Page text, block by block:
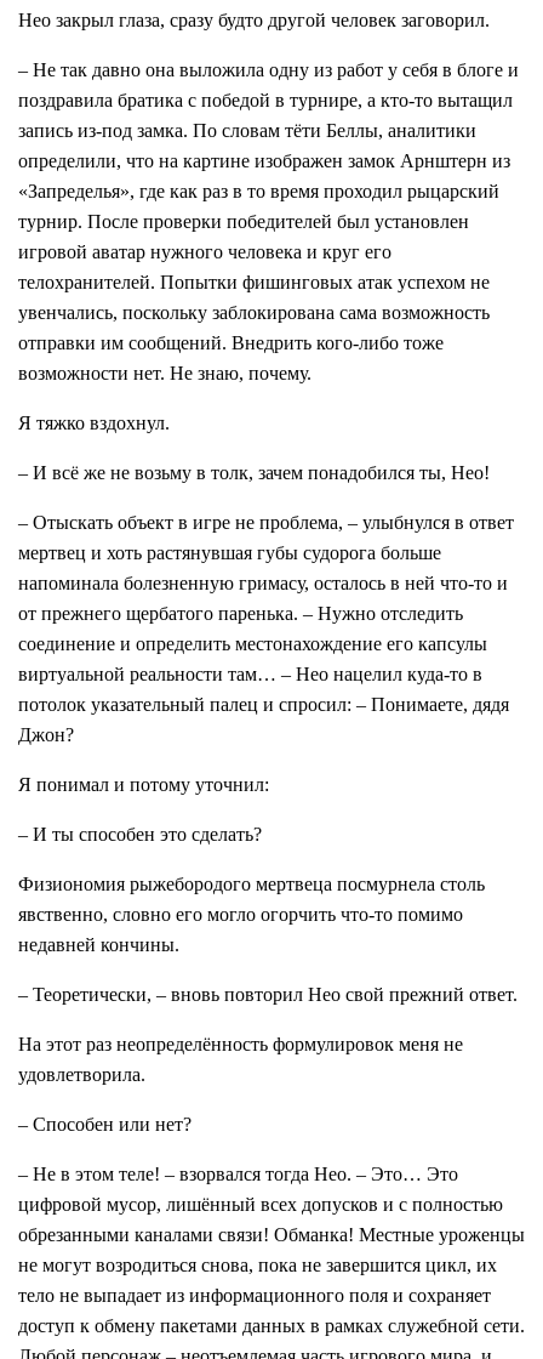
Нео закрыл глаза, сразу будто другой человек заговорил.
– Не так давно она выложила одну из работ у себя в блоге и
поздравила братика с победой в турнире, а кто-то вытащил
запись из-под замка. По словам тёти Беллы, аналитики
определили, что на картине изображен замок Арнштерн из
«Запределья», где как раз в то время проходил рыцарский
турнир. После проверки победителей был установлен
игровой аватар нужного человека и круг его
телохранителей. Попытки фишинговых атак успехом не
увенчались, поскольку заблокирована сама возможность
отправки им сообщений. Внедрить кого-либо тоже
возможности нет. Не знаю, почему.
Я тяжко вздохнул.
– И всё же не возьму в толк, зачем понадобился ты, Нео!
– Отыскать объект в игре не проблема, – улыбнулся в ответ
мертвец и хоть растянувшая губы судорога больше
напоминала болезненную гримасу, осталось в ней что-то и
от прежнего щербатого паренька. – Нужно отследить
соединение и определить местонахождение его капсулы
виртуальной реальности там… – Нео нацелил куда-то в
потолок указательный палец и спросил: – Понимаете, дядя
Джон?
Я понимал и потому уточнил:
– И ты способен это сделать?
Физиономия рыжебородого мертвеца посмурнела столь
явственно, словно его могло огорчить что-то помимо
недавней кончины.
– Теоретически, – вновь повторил Нео свой прежний ответ.
На этот раз неопределённость формулировок меня не
удовлетворила.
– Способен или нет?
– Не в этом теле! – взорвался тогда Нео. – Это… Это
цифровой мусор, лишённый всех допусков и с полностью
обрезанными каналами связи! Обманка! Местные уроженцы
не могут возродиться снова, пока не завершится цикл, их
тело не выпадает из информационного поля и сохраняет
доступ к обмену пакетами данных в рамках служебной сети.